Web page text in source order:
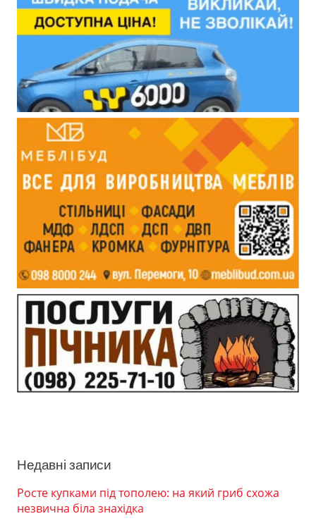
Недавні записи
Росте купками під тополею: на який гриб схожа
незвична біла знахідка